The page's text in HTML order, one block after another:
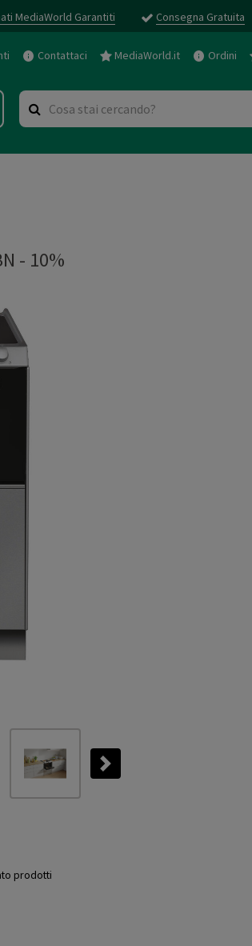
MediaWorld Garantiti Consegna Gratuita
Contattaci MediaWorld.it Ordini
- 10%
Next
prodotti